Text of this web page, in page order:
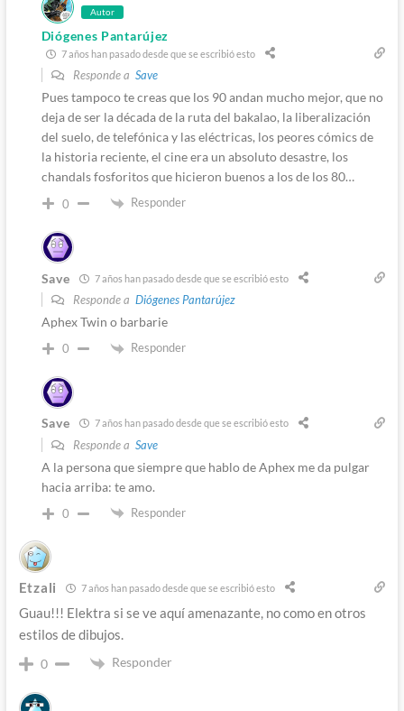
Autor
Diógenes Pantarújez
7 años han pasado desde que se escribió esto
Responde a Save
Pues tampoco te creas que los 90 andan mucho mejor, que no
deja de ser la década de la ruta del bakalao, la liberalización
del suelo, de telefónica y las eléctricas, los peores cómics de
la historia reciente, el cine era un absoluto desastre, los
chandals fosforitos que hicieron buenos a los de los 80…
0 Responder
Save 7 años han pasado desde que se escribió esto
Responde a Diógenes Pantarújez
Aphex Twin o barbarie
0 Responder
Save 7 años han pasado desde que se escribió esto
Responde a Save
A la persona que siempre que hablo de Aphex me da pulgar
hacia arriba: te amo.
0 Responder
Etzali 7 años han pasado desde que se escribió esto
Guau!!! Elektra si se ve aquí amenazante, no como en otros
estilos de dibujos.
0 Responder